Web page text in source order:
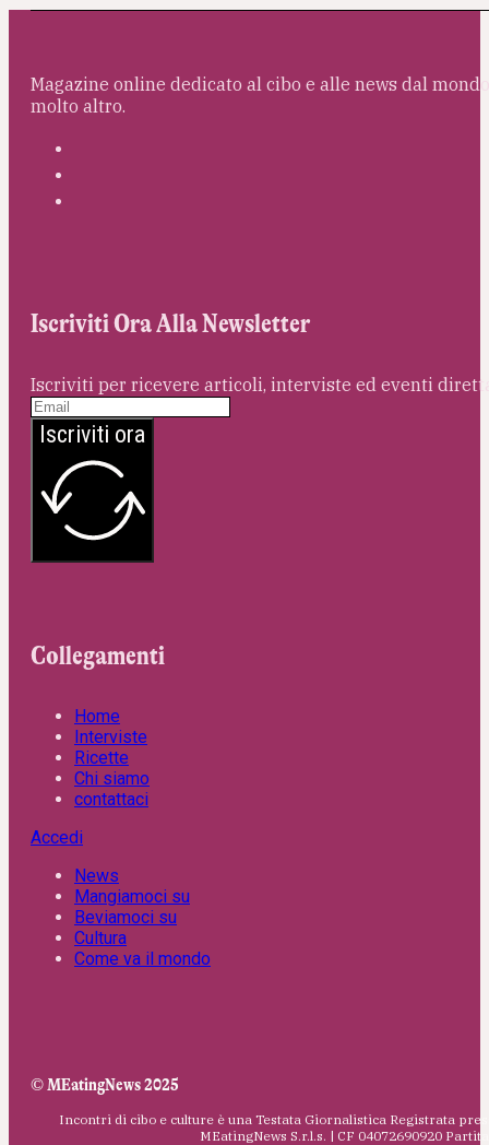
Magazine online dedicato al cibo e alle news dal
molto altro.
Iscriviti Ora Alla Newsletter
Iscriviti per ricevere articoli, interviste ed eventi
Iscriviti ora
Collegamenti
Home
Interviste
Ricette
Chi siamo
contattaci
Accedi
News
Mangiamoci su
Beviamoci su
Cultura
Come va il mondo
© MEatingNews 2025
Incontri di cibo e culture è una Testata Giornalistica Registrata
MEatingNews S.r.l.s. | CF 04072690920